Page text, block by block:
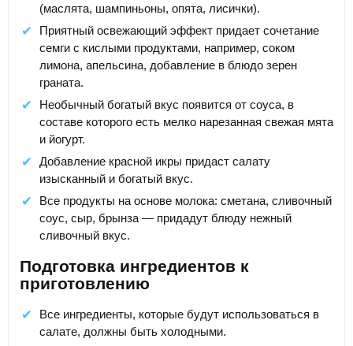
(маслята, шампиньоны, опята, лисички).
Приятный освежающий эффект придает сочетание
семги с кислыми продуктами, например, соком
лимона, апельсина, добавление в блюдо зерен
граната.
Необычный богатый вкус появится от соуса, в
составе которого есть мелко нарезанная свежая мята
и йогурт.
Добавление красной икры придаст салату
изысканный и богатый вкус.
Все продукты на основе молока: сметана, сливочный
соус, сыр, брынза — придадут блюду нежный
сливочный вкус.
Подготовка ингредиентов к
приготовлению
Все ингредиенты, которые будут использоваться в
салате, должны быть холодными.